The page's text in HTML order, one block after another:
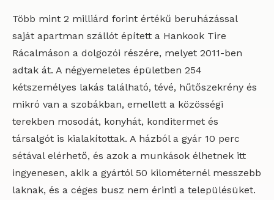
Több mint 2 milliárd forint értékű beruházással
saját apartman szállót épített a Hankook Tire
Rácalmáson a dolgozói részére, melyet 2011-ben
adtak át. A négyemeletes épületben 254
kétszemélyes lakás található, tévé, hűtőszekrény és
mikró van a szobákban, emellett a közösségi
terekben mosodát, konyhát, konditermet és
társalgót is kialakítottak. A házból a gyár 10 perc
sétával elérhető, és azok a munkások élhetnek itt
ingyenesen, akik a gyártól 50 kilométernél messzebb
laknak, és a céges busz nem érinti a településüket.